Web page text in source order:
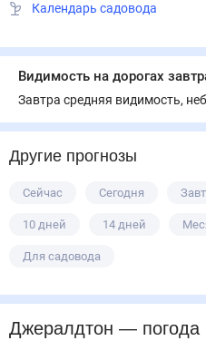
Календарь садовода
Видимость на дорогах
Завтра средняя видимость,
Другие прогнозы
Сейчас Сегодня
10 дней 14 дней
Для садовода
Джералдтон — погода